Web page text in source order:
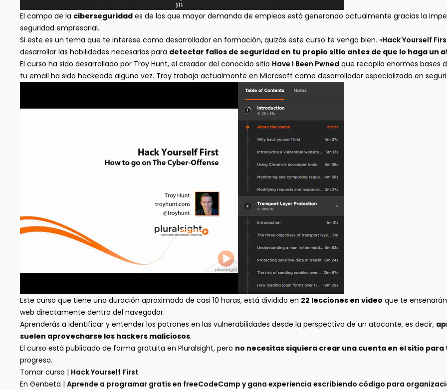
El campo de la ciberseguridad es de los que mayor demanda de empleos está generando actualmente gracias la
seguridad empresarial.
Si este es un tema que te interese como desarrollador en formación, quizás este curso te venga bien. «Hack Yourself
desarrollar las habilidades necesarias para detectar fallos de seguridad en tu propio sitio antes de que lo haga un
El curso ha sido desarrollado por Troy Hunt, el creador del conocido sitio Have I Been Pwned que recopila enormes bases
tu email ha sido hackeado alguna vez. Troy trabaja actualmente en Microsoft como desarrollador especializado en
Este curso que tiene una duración aproximada de casi 10 horas, está dividido en 22 lecciones en video que te
web directamente dentro del navegador.
Aprenderás a identificar y entender los patrones en las vulnerabilidades desde la perspectiva de un atacante, es decir,
suelen aprovecharse los hackers maliciosos.
El curso está publicado de forma gratuita en Pluralsight, pero no necesitas siquiera crear una cuenta en el sitio
progreso.
Tomar curso | Hack Yourself First
En Genbeta | Aprende a programar gratis en freeCodeCamp y gana experiencia escribiendo código para